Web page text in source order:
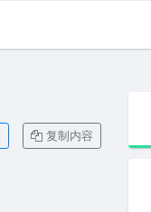
复制内容